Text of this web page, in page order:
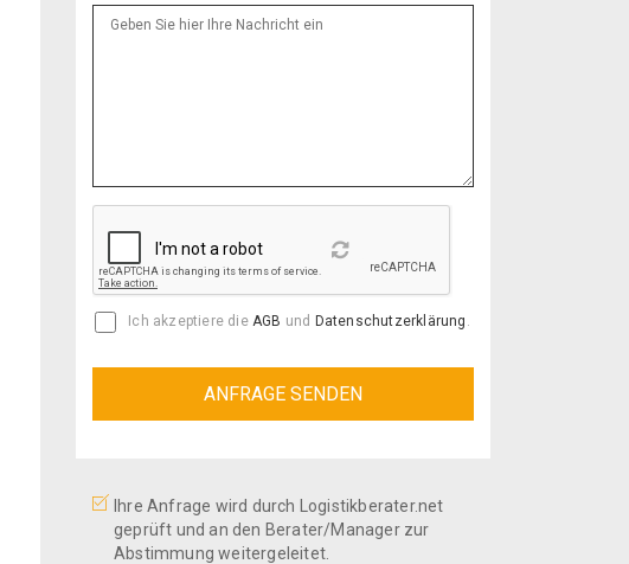
Reload
Ich akzeptiere die AGB und Datenschutzerklärung
Ihre Anfrage wird durch Logistikberater.net
geprüft und an den Berater/Manager zur
Abstimmung weitergeleitet.